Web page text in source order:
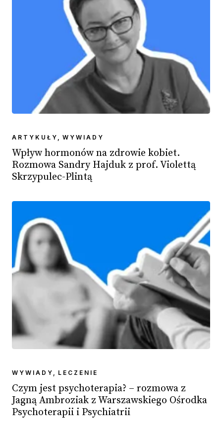
ARTYKUŁY , WYWIADY
Wpływ hormonów na zdrowie kobiet.
Rozmowa Sandry Hajduk z prof. Violettą
Skrzypulec-Plintą
WYWIADY , LECZENIE
Czym jest psychoterapia? – rozmowa z
Jagną Ambroziak z Warszawskiego Ośrodka
Psychoterapii i Psychiatrii